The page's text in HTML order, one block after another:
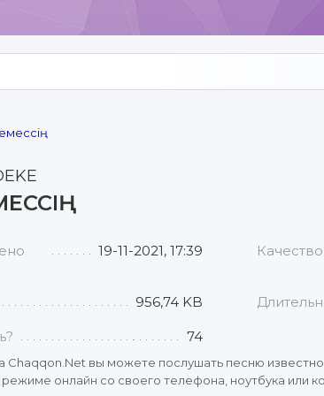
19-11-2021, 17:39
956,74 KB
74
Chaqqon.Net вы можете послушать песню
онлайн со своего телефона, ноутбука или